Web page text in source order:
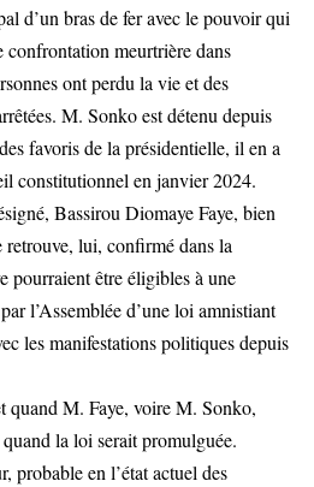
d’un bras de fer avec le pouvoir qui
confrontation meurtrière dans
ont perdu la vie et des
M. Sonko est détenu depuis
favoris de la présidentielle, il en a
constitutionnel en janvier 2024.
Bassirou Diomaye Faye, bien
retrouve, lui, confirmé dans la
pourraient être éligibles à une
l’Assemblée d’une loi amnistiant
les manifestations politiques depuis
quand M. Faye, voire M. Sonko,
la loi serait promulguée.
probable en l’état actuel des